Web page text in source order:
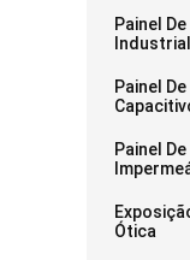
Painel
Industrial
Painel
Painel
Ótica